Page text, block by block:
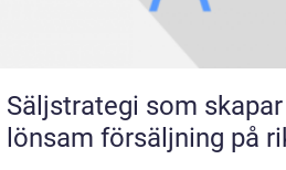
Säljstrategi som skapar
lönsam försäljning på